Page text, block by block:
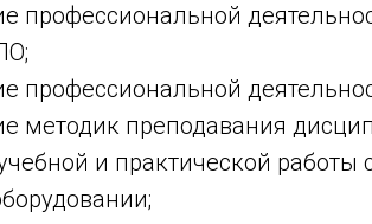
профессиональной
профессиональной
методик преподавания
и практической